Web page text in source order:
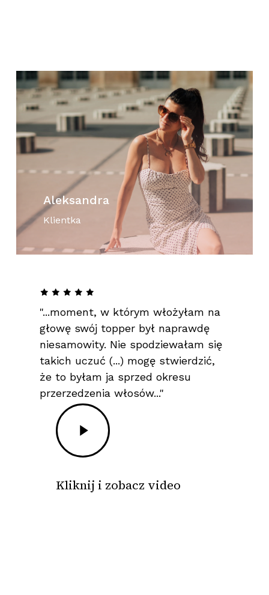
Aleksandra
Klientka
"...moment, w którym włożyłam na
głowę swój topper był naprawdę
niesamowity. Nie spodziewałam się
takich uczuć (...) mogę stwierdzić,
że to byłam ja sprzed okresu
przerzedzenia włosów..."
Play
Video
Kliknij i zobacz video